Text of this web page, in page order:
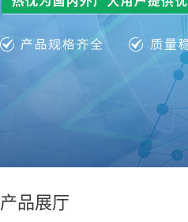
产品展厅